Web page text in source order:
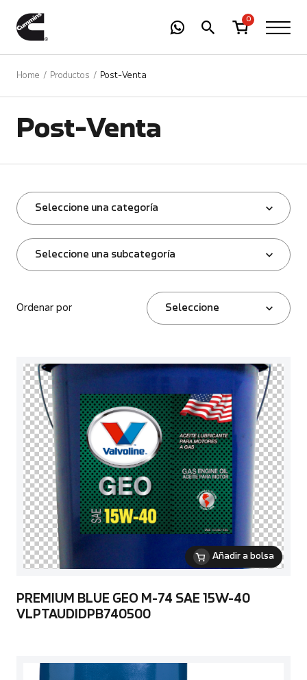
0
Home Productos Post-Venta
Post-Venta
Seleccione una categoría
Seleccione una subcategoría
Ordenar por Seleccione
Añadir a bolsa
PREMIUM BLUE GEO M-74 SAE 15W-40
VLPTAUDIDPB740500